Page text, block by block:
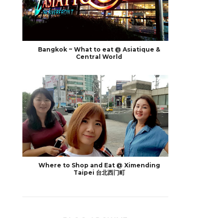
Bangkok ~ What to eat @ Asiatique &
Central World
Where to Shop and Eat @ Ximending
Taipei 台北西门町